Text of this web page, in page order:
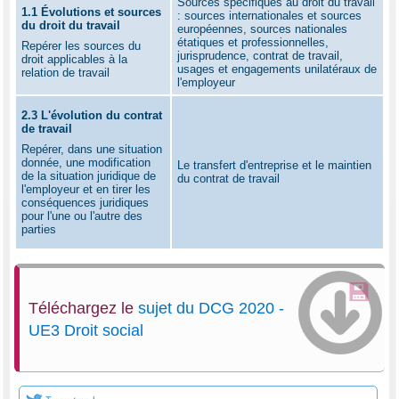
1.1 Évolutions et sources
du droit du travail
Repérer les sources du
droit applicables à la
relation de travail
: sources internationales et sources
européennes, sources nationales
étatiques et professionnelles,
jurisprudence, contrat de travail,
usages et engagements unilatéraux de
l'employeur
2.3 L'évolution du contrat
de travail
Repérer, dans une situation
donnée, une modification
de la situation juridique de
l'employeur et en tirer les
conséquences juridiques
pour l'une ou l'autre des
parties
Le transfert d'entreprise et le maintien
du contrat de travail
Téléchargez le sujet du DCG 2020 -
UE3 Droit social